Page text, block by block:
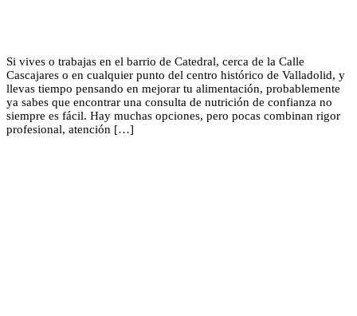
Si vives o trabajas en el barrio de Catedral, cerca de la Calle
Cascajares o en cualquier punto del centro histórico de Valladolid, y
llevas tiempo pensando en mejorar tu alimentación, probablemente
ya sabes que encontrar una consulta de nutrición de confianza no
siempre es fácil. Hay muchas opciones, pero pocas combinan rigor
profesional, atención […]